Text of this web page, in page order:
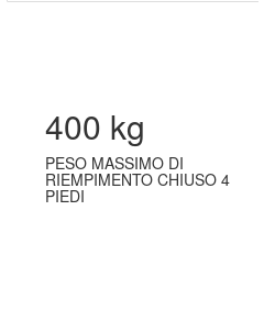
400 kg
PESO MASSIMO DI
RIEMPIMENTO CHIUSO 4
PIEDI